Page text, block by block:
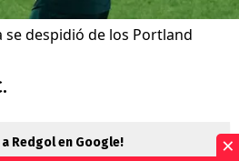
se despidió de los Portland
Redgol en Google! ×